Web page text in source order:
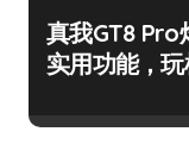
真我GT8 Pro
实用功能，玩